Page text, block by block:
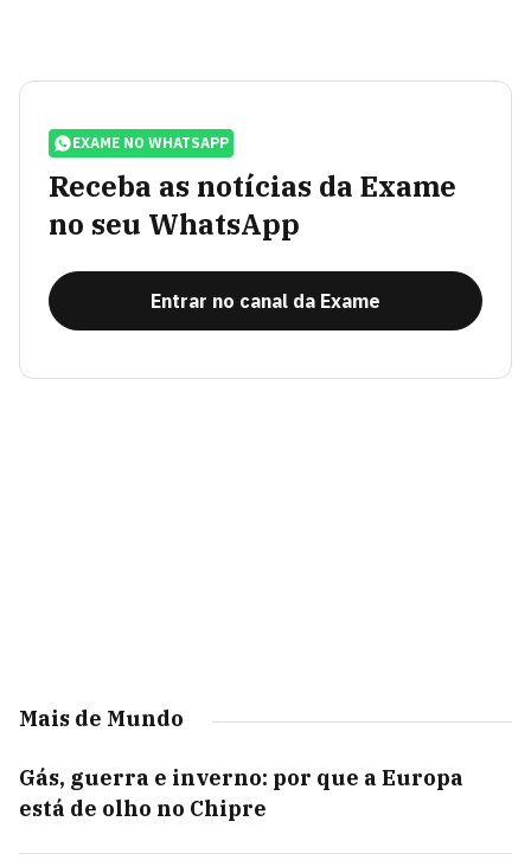
EXAME NO WHATSAPP
Receba as notícias da Exame
no seu WhatsApp
Entrar no canal da Exame
Mais de Mundo
Gás, guerra e inverno: por que a Europa
está de olho no Chipre